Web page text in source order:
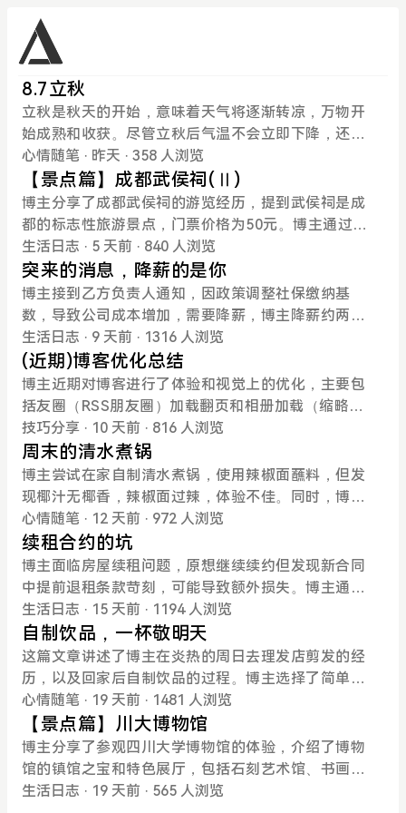
8.7立秋
立秋是秋天的开始，意味着天气将逐渐转凉，万物开
始成熟和收获。尽管立秋后气温不会立即下降，还会
出现短期的高温，即“秋老虎”。博主喜欢秋天，认为
这是一个适合游玩和享受的季节。同时，提到了秋天
的第一杯奶茶，表示这是一个值得庆祝的节日。
心情随笔 · 昨天 · 358 人浏览
【景点篇】成都武侯祠(Ⅱ)
博主分享了成都武侯祠的游览经历，提到武侯祠是成
都的标志性旅游景点，门票价格为50元。博主通过公
交和地铁到达武侯祠，从侧门进入，首先看到了关羽
的雕像。在游览过程中，博主参观了诸葛亮借东风的
名场面，并分享了网友留下的各种有趣的“供品”。武
侯祠虽...
生活日志 · 5 天前 · 840 人浏览
突来的消息，降薪的是你
博主接到乙方负责人通知，因政策调整社保缴纳基
数，导致公司成本增加，需要降薪，博主降薪约两
千。博主了解到社保和公积金的缴纳比例，以及金税
四期对社保缴纳的影响，意识到降薪是公司为减少成
本的措施。
生活日志 · 9 天前 · 1316 人浏览
(近期)博客优化总结
博主近期对博客进行了体验和视觉上的优化，主要包
括友圈（RSS朋友圈）加载翻页和相册加载（缩略图
方案）两个方面。在友圈加载翻页方面，解决了只能
看30条、页面卡死、阻塞式文件锁和后台进程占资源
等问题，通过缓存存全量、AJAX分页接口、前端加
载更...
技巧分享 · 10 天前 · 816 人浏览
周末的清水煮锅
博主尝试在家自制清水煮锅，使用辣椒面蘸料，但发
现椰汁无椰香，辣椒面过辣，体验不佳。同时，博主
解决了续租问题，通过增加附加条款使合同违约责任
降低。
心情随笔 · 12 天前 · 972 人浏览
续租合约的坑
博主面临房屋续租问题，原想继续续约但发现新合同
中提前退租条款苛刻，可能导致额外损失。博主通过
AI分析合同，发现与之前合同相比，新合同对提前退
租的处罚更重，包括房屋空置费、违约费和逾期费。
博主对此表示担忧，并向中介表达了诉求，希望问题
能得到解...
生活日志 · 15 天前 · 1194 人浏览
自制饮品，一杯敬明天
这篇文章讲述了博主在炎热的周日去理发店剪发的经
历，以及回家后自制饮品的过程。博主选择了简单的
冰杯、梅酒和雪碧的组合，调制出了一杯名为“青梅煮
雪”的饮品，味道出奇的好，博主希望用这杯饮品敬美
好的明天。
心情随笔 · 19 天前 · 1481 人浏览
【景点篇】川大博物馆
博主分享了参观四川大学博物馆的体验，介绍了博物
馆的镇馆之宝和特色展厅，包括石刻艺术馆、书画
馆、民族学/民俗馆、陶瓷馆、考古馆和自然博物馆部
生活日志 · 19 天前 · 565 人浏览